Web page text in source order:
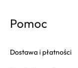
Pomoc
Dostawa i płatności